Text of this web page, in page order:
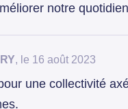
notre
, le 16 août 2023
une collectivité